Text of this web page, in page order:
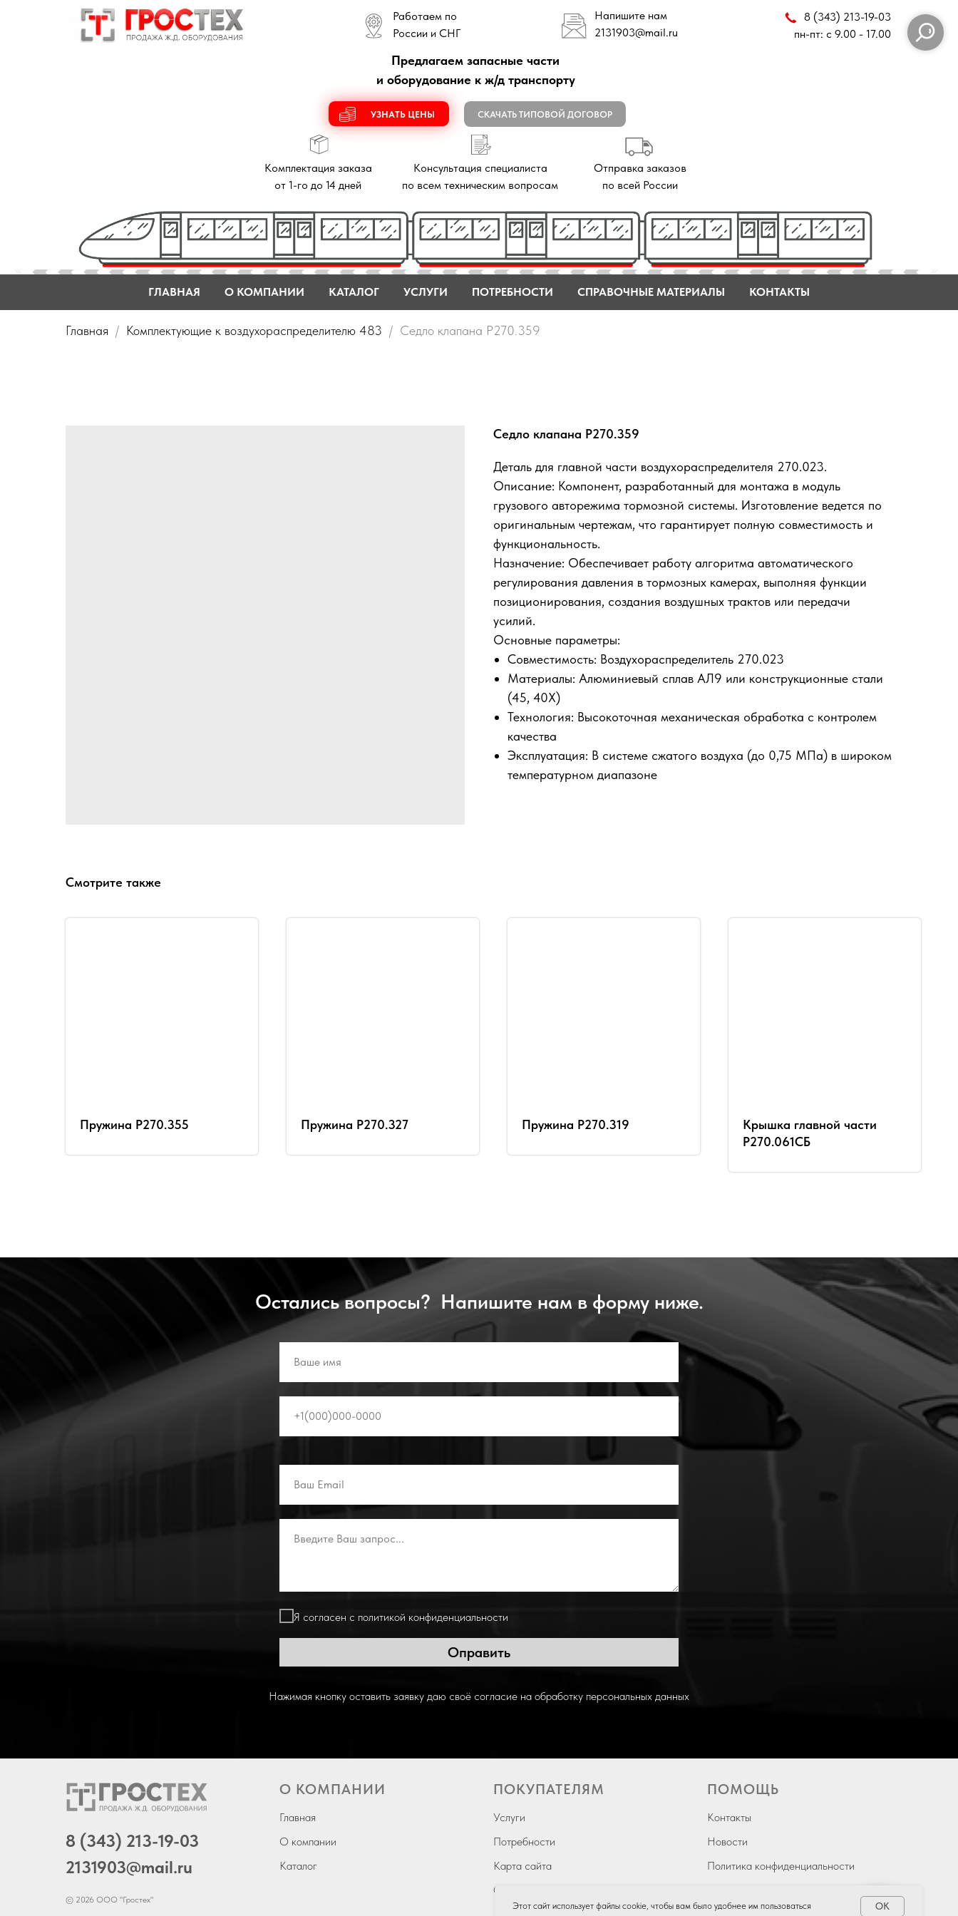
Работаем по
России и СНГ
8 (343) 213-19-03
пн-пт: с 9.00 - 17.00
Напишите нам
2131903@mail.ru
СКАЧАТЬ ТИПОВОЙ ДОГОВОР
УЗНАТЬ ЦЕНЫ
Предлагаем запасные части
и оборудование к ж/д транспорту
Комплектация заказа
от 1-го до 14 дней
Консультация специалиста
по всем техническим вопросам
по всей России
ГЛАВНАЯ О КОМПАНИИ КАТАЛОГ УСЛУГИ ПОТРЕБНОСТИ СПРАВОЧНЫЕ МАТЕРИАЛЫ КОНТАКТЫ
Главная Комплектующие к воздухораспределителю 483 Седло клапана Р270.359
Седло клапана Р270.359
Деталь для главной части воздухораспределителя 270.023.
Описание: Компонент, разработанный для монтажа в модуль
грузового авторежима тормозной системы. Изготовление ведется по
оригинальным чертежам, что гарантирует полную совместимость и
функциональность.
Назначение: Обеспечивает работу алгоритма автоматического
регулирования давления в тормозных камерах, выполняя функции
позиционирования, создания воздушных трактов или передачи
усилий.
Основные параметры:
Совместимость: Воздухораспределитель 270.023
Материалы: Алюминиевый сплав АЛ9 или конструкционные стали
(45, 40Х)
Технология: Высокоточная механическая обработка с контролем
качества
Эксплуатация: В системе сжатого воздуха (до 0,75 МПа) в широком
температурном диапазоне
Смотрите также
Пружина Р270.355 Пружина Р270.327 Пружина Р270.319
Крышка главной части
Р270.061СБ
Остались вопросы? Напишите нам в форму ниже.
Я согласен с политикой конфиденциальности
Оправить
Нажимая кнопку оставить заявку даю своё согласие на обработку персональных данных
8 (343) 213-19-03
2131903@mail.ru
© 2026 ООО "Гростех"
О КОМПАНИИ
Главная
О компании
Каталог
ПОКУПАТЕЛЯМ
Услуги
Потребности
Карта сайта
Справочные материалы
ПОМОЩЬ
Контакты
Новости
Политика конфиденциальности
Этот сайт использует файлы cookie, чтобы вам было удобнее им пользоваться OK